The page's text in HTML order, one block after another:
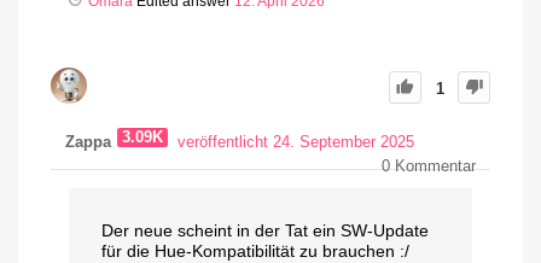
1
Zappa 3.09K
veröffentlicht 24. September 2025
0Kommentar
Der neue scheint in der Tat ein SW-Update
für die Hue-Kompatibilität zu brauchen :/